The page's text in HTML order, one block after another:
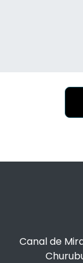
Canal de